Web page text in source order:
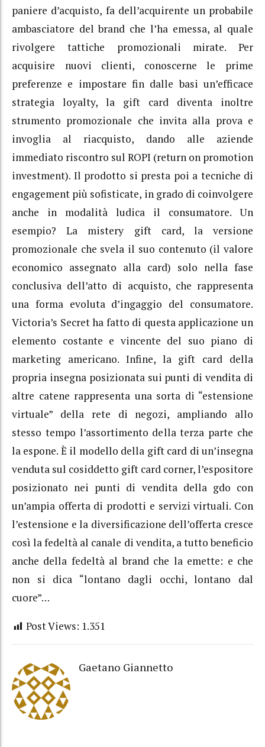
paniere d’acquisto, fa dell’acquirente un probabile
ambasciatore del brand che l’ha emessa, al quale
rivolgere tattiche promozionali mirate. Per
acquisire nuovi clienti, conoscerne le prime
preferenze e impostare fin dalle basi un’efficace
strategia loyalty, la gift card diventa inoltre
strumento promozionale che invita alla prova e
invoglia al riacquisto, dando alle aziende
immediato riscontro sul ROPI (return on promotion
investment). Il prodotto si presta poi a tecniche di
engagement più sofisticate, in grado di coinvolgere
anche in modalità ludica il consumatore. Un
esempio? La mistery gift card, la versione
promozionale che svela il suo contenuto (il valore
economico assegnato alla card) solo nella fase
conclusiva dell’atto di acquisto, che rappresenta
una forma evoluta d’ingaggio del consumatore.
Victoria’s Secret ha fatto di questa applicazione un
elemento costante e vincente del suo piano di
marketing americano. Infine, la gift card della
propria insegna posizionata sui punti di vendita di
altre catene rappresenta una sorta di “estensione
virtuale” della rete di negozi, ampliando allo
stesso tempo l’assortimento della terza parte che
la espone. È il modello della gift card di un’insegna
venduta sul cosiddetto gift card corner, l’espositore
posizionato nei punti di vendita della gdo con
un’ampia offerta di prodotti e servizi virtuali. Con
l’estensione e la diversificazione dell’offerta cresce
così la fedeltà al canale di vendita, a tutto beneficio
anche della fedeltà al brand che la emette: e che
non si dica “lontano dagli occhi, lontano dal
cuore”…
Post Views: 1.351
Gaetano Giannetto